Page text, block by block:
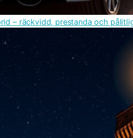
– räckvidd, prestanda och